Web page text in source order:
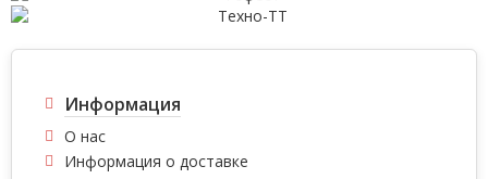
Информация
О нас
Информация о доставке